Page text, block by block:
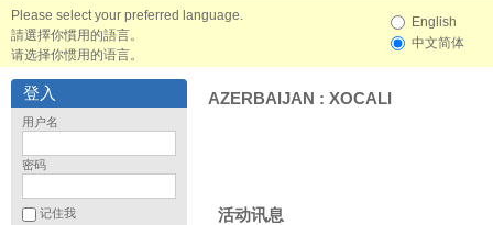
Please select your preferred language.
請選擇你慣用的語言。
请选择你惯用的语言。
English
中文简体
登入
用户名
密码
记住我
AZERBAIJAN : XOCALI
活动讯息